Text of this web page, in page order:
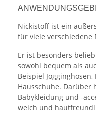
Nickistoff ist ein
für viele verschiedene
Er ist besonders
sowohl bequem als
Beispiel
Hausschuhe.
Babykleidung und -
weich und